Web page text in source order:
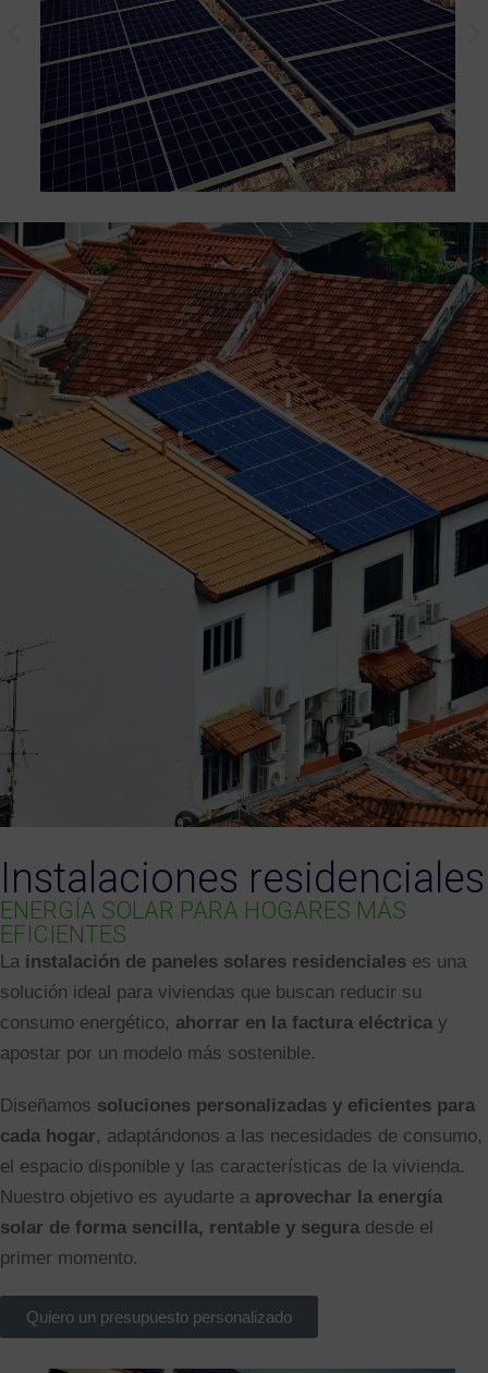
Instalaciones residenciales
ENERGÍA SOLAR PARA HOGARES MÁS
EFICIENTES
La instalación de paneles solares residenciales es una
solución ideal para viviendas que buscan reducir su
consumo energético, ahorrar en la factura eléctrica y
apostar por un modelo más sostenible.
Diseñamos soluciones personalizadas y eficientes para
cada hogar, adaptándonos a las necesidades de consumo,
el espacio disponible y las características de la vivienda.
Nuestro objetivo es ayudarte a aprovechar la energía
solar de forma sencilla, rentable y segura desde el
primer momento.
Quiero un presupuesto personalizado